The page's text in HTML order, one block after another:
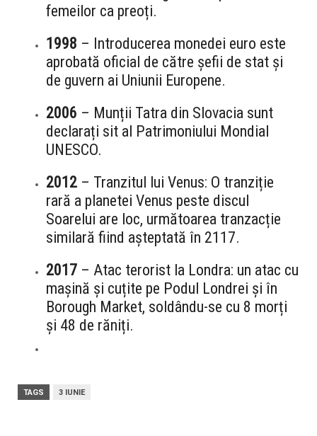
femeilor ca preoți.
1998 – Introducerea monedei euro este
aprobată oficial de către șefii de stat și
de guvern ai Uniunii Europene.
2006 – Munții Tatra din Slovacia sunt
declarați sit al Patrimoniului Mondial
UNESCO.
2012 – Tranzitul lui Venus: O tranziție
rară a planetei Venus peste discul
Soarelui are loc, următoarea tranzacție
similară fiind așteptată în 2117.
2017 – Atac terorist la Londra: un atac cu
mașină și cuțite pe Podul Londrei și în
Borough Market, soldându-se cu 8 morți
și 48 de răniți.
TAGS 3 IUNIE